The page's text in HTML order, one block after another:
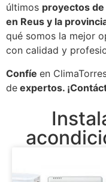
últimos proyectos
en Reus y la
qué somos la mejor
con calidad y
Confíe en
de expertos.